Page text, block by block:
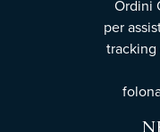
Ordini
per